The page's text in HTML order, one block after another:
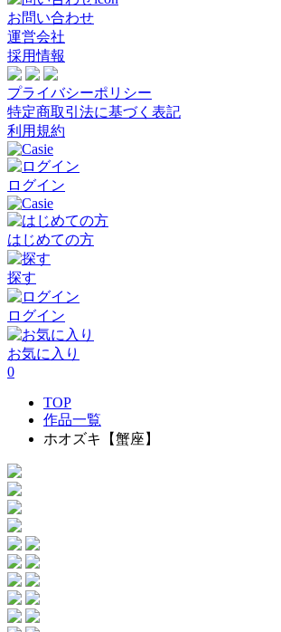
お問い合わせ
運営会社
採用情報
プライバシーポリシー
特定商取引法に基づく表記
利用規約
ログイン
はじめての方
探す
ログイン
お気に入り
0
TOP
作品一覧
ホオズキ【蟹座】